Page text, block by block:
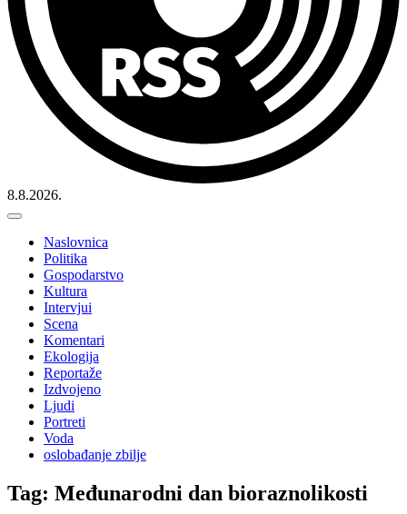
8.8.2026.
Naslovnica
Politika
Gospodarstvo
Kultura
Intervjui
Scena
Komentari
Ekologija
Reportaže
Izdvojeno
Ljudi
Portreti
Voda
oslobađanje zbilje
Tag: Međunarodni dan bioraznolikosti